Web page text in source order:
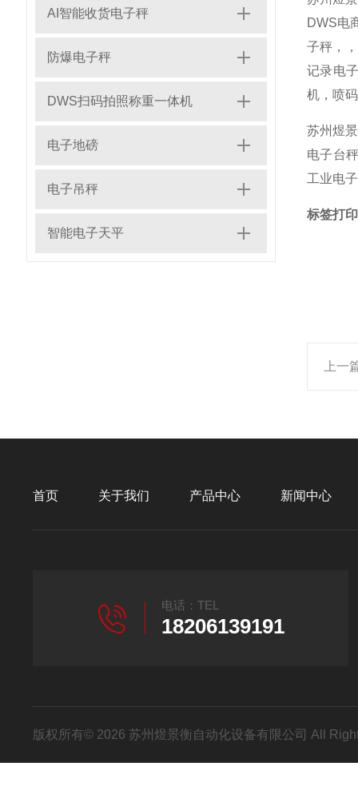
AI智能收货电子秤
防爆电子秤
DWS扫码拍照称重一体机
电子地磅
电子吊秤
智能电子天平
DWS电
子秤，
记录电
机，喷
苏州煜
电子台
工业电
标签打
上一
首页 关于我们 产品中心 新闻中心
电话：TEL
18206139191
版权所有© 2026 苏州煜景衡自动化设备有限公司 All